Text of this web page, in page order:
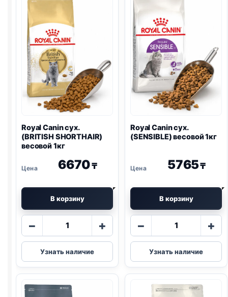
2кг
весовой
1кг
Royal Canin сух.
(BRITISH SHORTHAIR)
весовой 1кг
6670₸
В корзину
−
Количество
Royal
Canin
сух.
SHORTHAIR)
+
Узнать наличие
Royal Canin сух.
(SENSIBLE) весовой 1кг
5765₸
В корзину
−
Количество
Royal
Canin
сух.
весовой
+
Узнать наличие